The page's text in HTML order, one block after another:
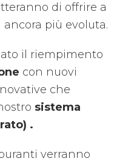
di offrire a
più evoluta.
il riempimento
con nuovi
che
sistema
.
verranno